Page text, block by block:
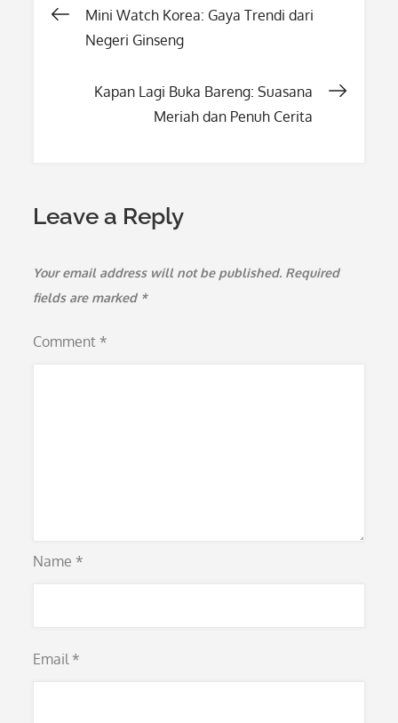
Post
Mini Watch Korea: Gaya Trendi dari
Negeri Ginseng
Kapan Lagi Buka Bareng: Suasana
Meriah dan Penuh Cerita
Leave a Reply
Your email address will not be published. Required
fields are marked *
Comment *
Name *
Email *